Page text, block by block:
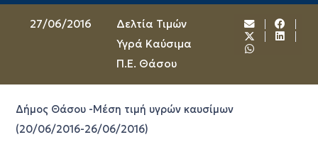
27/06/2016
Δελτία Τιμών
Υγρά Καύσιμα
Π.Ε. Θάσου
Δήμος Θάσου -Μέση τιμή υγρών καυσίμων
(20/06/2016-26/06/2016)